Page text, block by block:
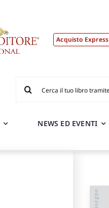
Acquisto Express
per:
NEWS ED EVENTI